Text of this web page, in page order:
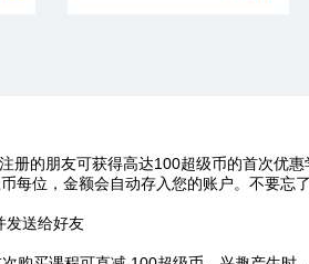
册的朋友可获得高达100超级币的首次优
每位，金额会自动存入您的账户。不要忘
发送给好友